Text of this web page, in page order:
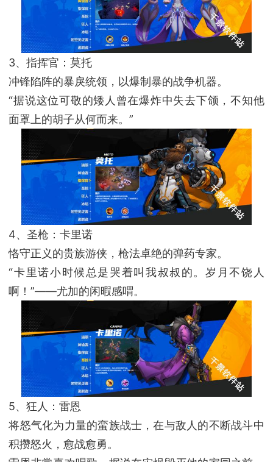
3、指挥官：莫托
冲锋陷阵的暴戾统领，以爆制暴的战争机器。
“据说这位可敬的矮人曾在爆炸中失去下颌，不知他
面罩上的胡子从何而来。”
4、圣枪：卡里诺
恪守正义的贵族游侠，枪法卓绝的弹药专家。
“卡里诺小时候总是哭着叫我叔叔的。岁月不饶人
啊！”——尤加的闲暇感喟。
5、狂人：雷恩
将怒气化为力量的蛮族战士，在与敌人的不断战斗中
积攒怒火，愈战愈勇。